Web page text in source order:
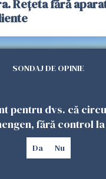
Rețeta fără
SONDAJ DE OPINIE
pentru dvs. că
fără control
Da Nu